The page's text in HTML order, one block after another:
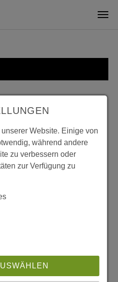
Donnerstag 08:00 bis 18:00;
oder
Website. Einige von
während andere
zu verbessern oder
zur Verfügung zu